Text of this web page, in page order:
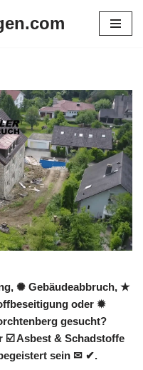
✺ Gebäudeabbruch, ★
oder ✹
gesucht?
☑️ Asbest & Schadstoffe
sein ✉ ✔.